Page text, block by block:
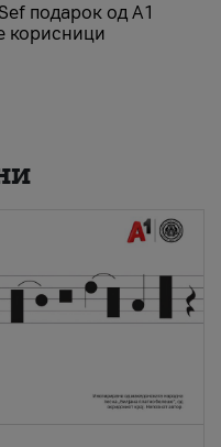
подарок од А1
корисници